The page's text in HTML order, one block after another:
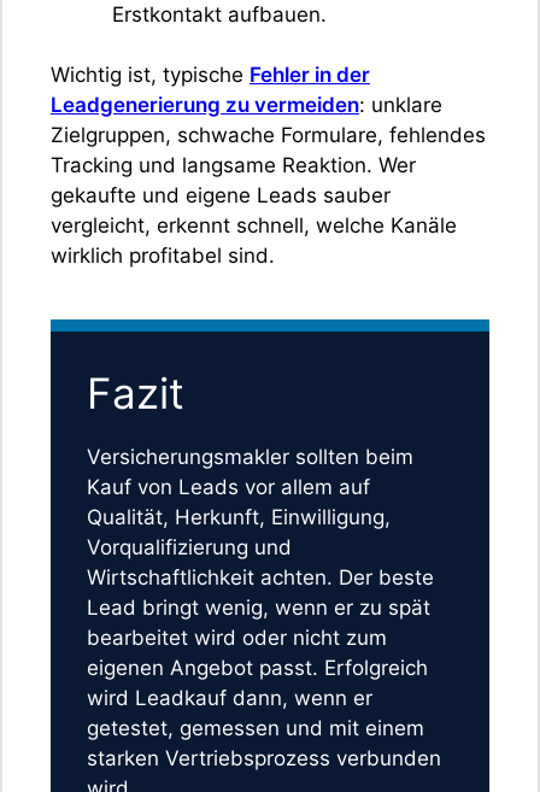
Erstkontakt aufbauen.
Wichtig ist, typische Fehler in der
Leadgenerierung zu vermeiden: unklare
Zielgruppen, schwache Formulare, fehlendes
Tracking und langsame Reaktion. Wer
gekaufte und eigene Leads sauber
vergleicht, erkennt schnell, welche Kanäle
wirklich profitabel sind.
Fazit
Versicherungsmakler sollten beim
Kauf von Leads vor allem auf
Qualität, Herkunft, Einwilligung,
Vorqualifizierung und
Wirtschaftlichkeit achten. Der beste
Lead bringt wenig, wenn er zu spät
bearbeitet wird oder nicht zum
eigenen Angebot passt. Erfolgreich
wird Leadkauf dann, wenn er
getestet, gemessen und mit einem
starken Vertriebsprozess verbunden